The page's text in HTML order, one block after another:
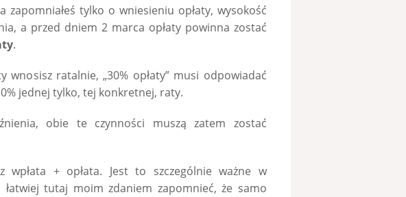
a zapomniałeś tylko o wniesieniu opłaty, wysokość
a przed dniem 2 marca opłaty powinna zostać
.
wnosisz ratalnie, „30% opłaty” musi odpowiadać
jednej tylko, tej konkretnej, raty.
obie te czynności muszą zatem zostać
wpłata + opłata. Jest to szczególnie ważne w
łatwiej tutaj moim zdaniem zapomnieć, że samo